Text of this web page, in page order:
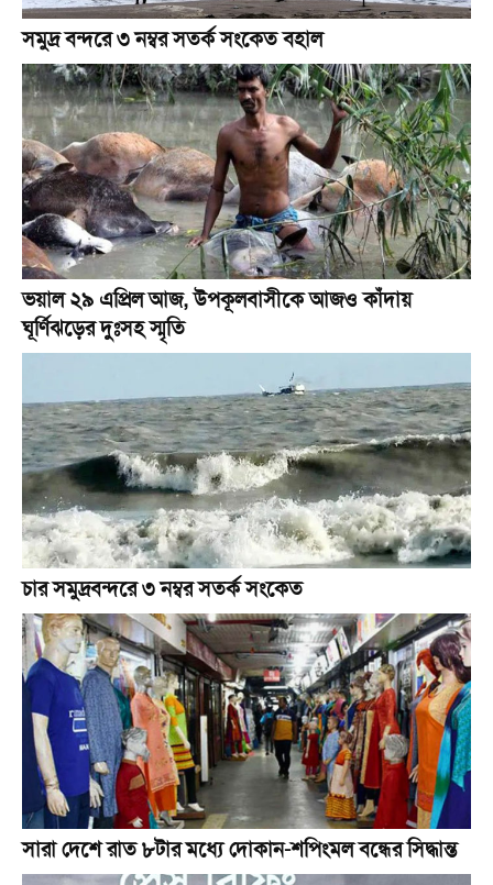
সমুদ্র বন্দরে ৩ নম্বর সতর্ক সংকেত বহাল
ভয়াল ২৯ এপ্রিল আজ, উপকূলবাসীকে আজও কাঁদায়
ঘূর্ণিঝড়ের দুঃসহ স্মৃতি
চার সমুদ্রবন্দরে ৩ নম্বর সতর্ক সংকেত
সারা দেশে রাত ৮টার মধ্যে দোকান-শপিংমল বন্ধের সিদ্ধান্ত